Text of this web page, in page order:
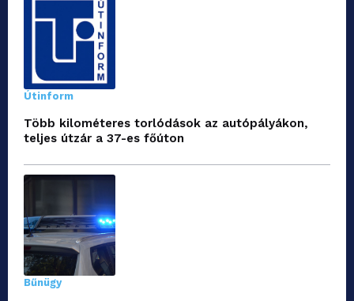
Útinform
Több kilométeres torlódások az autópályákon,
teljes útzár a 37-es főúton
Bűnügy